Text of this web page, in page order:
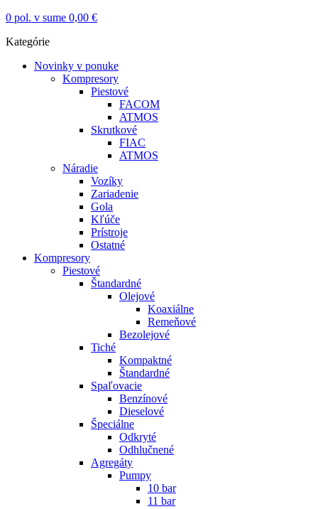
0 pol. v sume 0,00 €
Kategórie
Novinky v ponuke
Kompresory
Piestové
FACOM
ATMOS
Skrutkové
FIAC
ATMOS
Náradie
Vozíky
Zariadenie
Gola
Kľúče
Prístroje
Ostatné
Kompresory
Piestové
Štandardné
Olejové
Koaxiálne
Remeňové
Bezolejové
Tiché
Kompaktné
Štandardné
Spaľovacie
Benzínové
Dieselové
Špeciálne
Odkryté
Odhlučnené
Agregáty
Pumpy
10 bar
11 bar